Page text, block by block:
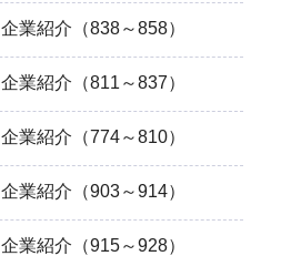
企業紹介（838～858）
企業紹介（811～837）
企業紹介（774～810）
企業紹介（903～914）
企業紹介（915～928）